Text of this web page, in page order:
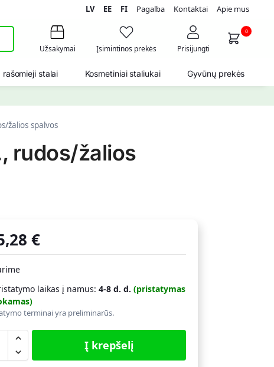
LV EE FI Pagalba Kontaktai Apie mus
Užsakymai Įsimintinos prekės Prisijungti
0
rašomieji stalai Kosmetiniai staliukai Gyvūnų prekės
žalios spalvos
rudos/žalios
€
laikas į namus:4-8 d. d. (pristatymas
terminai yra preliminarūs.
Į krepšelį